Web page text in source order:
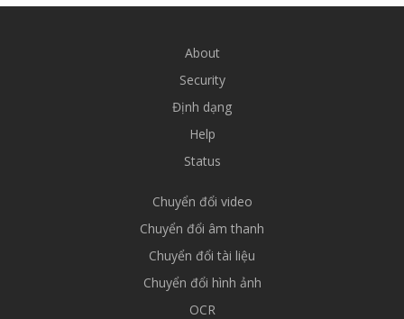
About
Security
Định dạng
Help
Status
Chuyển đổi video
Chuyển đổi âm thanh
Chuyển đổi tài liệu
Chuyển đổi hình ảnh
OCR